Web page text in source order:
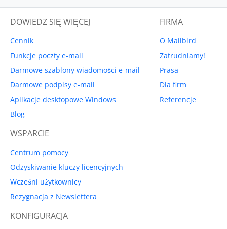
DOWIEDZ SIĘ WIĘCEJ
Cennik
Funkcje poczty e-mail
Darmowe szablony wiadomości e-mail
Darmowe podpisy e-mail
Aplikacje desktopowe Windows
Blog
FIRMA
O Mailbird
Zatrudniamy!
Prasa
Dla firm
Referencje
WSPARCIE
Centrum pomocy
Odzyskiwanie kluczy licencyjnych
Wcześni użytkownicy
Rezygnacja z Newslettera
KONFIGURACJA